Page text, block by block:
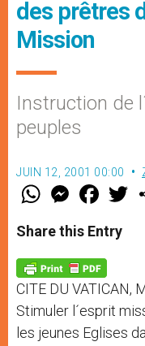
des prêtres
Mission
Instruction de
peuples
JUIN 12, 2001 00:00
W
t
s
p
p
M
e
s
e
g
e
r
F
a
e
b
o
k
w
Share this Entry
CITE DU VATICAN,
Stimuler l´esprit
les jeunes Eglises